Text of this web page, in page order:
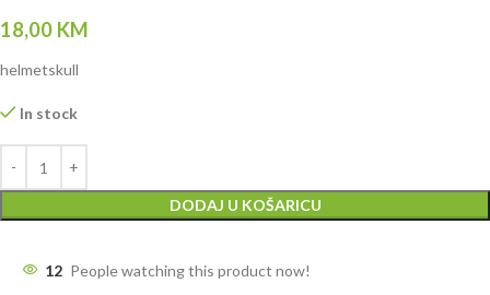
18,00 KM
helmetskull
In stock
DODAJ U KOŠARICU
12 People watching this product now!